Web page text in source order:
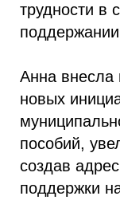
трудности в
Анна внесла
новых
пособий,
создав
поддержки